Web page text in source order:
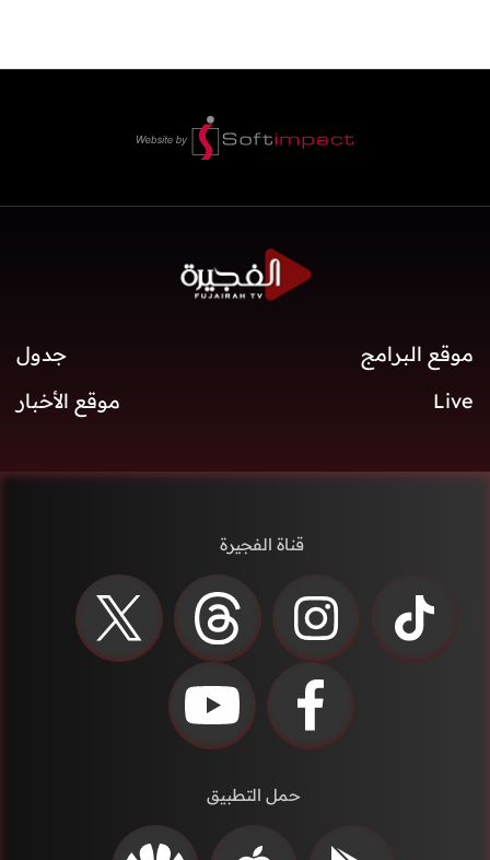
موقع البرامج
جدول
Live
موقع الأخبار
قناة الفجيرة
حمل التطبيق